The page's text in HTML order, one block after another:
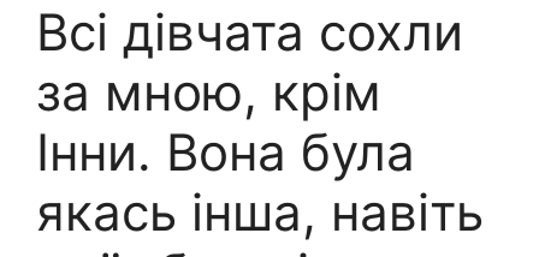
Всі дівчата сохли
за мною, крім
Інни. Вона була
якась інша, навіть